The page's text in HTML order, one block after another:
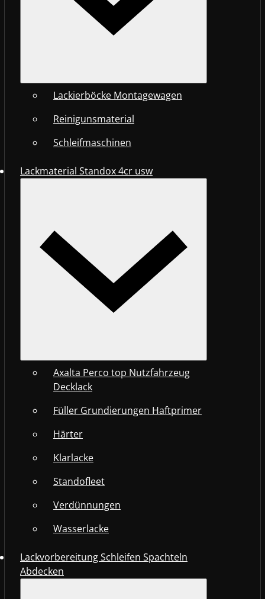
Lackierböcke Montagewagen
Reinigunsmaterial
Schleifmaschinen
Lackmaterial Standox 4cr usw
Axalta Perco top Nutzfahrzeug
Decklack
Füller Grundierungen Haftprimer
Härter
Klarlacke
Standofleet
Verdünnungen
Wasserlacke
Lackvorbereitung Schleifen Spachteln
Abdecken